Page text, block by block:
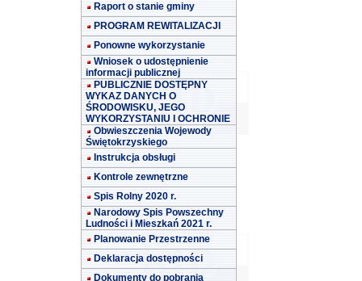
Raport o stanie gminy
PROGRAM REWITALIZACJI
Ponowne wykorzystanie
Wniosek o udostępnienie
informacji publicznej
PUBLICZNIE DOSTĘPNY
WYKAZ DANYCH O
ŚRODOWISKU, JEGO
WYKORZYSTANIU I OCHRONIE
Obwieszczenia Wojewody
Świętokrzyskiego
Instrukcja obsługi
Kontrole zewnętrzne
Spis Rolny 2020 r.
Narodowy Spis Powszechny
Ludności i Mieszkań 2021 r.
Planowanie Przestrzenne
Deklaracja dostępności
Dokumenty do pobrania